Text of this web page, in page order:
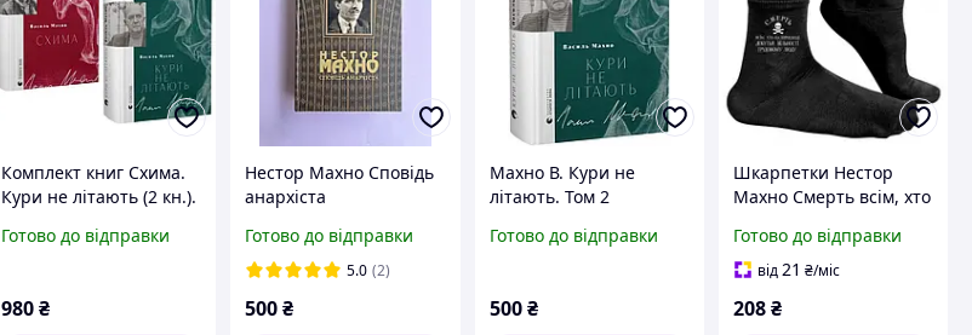
Комплект книг Схима.
Кури не літають (2 кн.).
(ВСЛ)
Готово до відправки
980₴
Нестор Махно Сповідь
анархіста
Готово до відправки
5.0 (2)
500₴
Махно В. Кури не
літають. Том 2
Готово до відправки
500 ₴
Шкарпетки Нестор
Махно Смерть всім, хто
Готово до відправки
від 21 ₴/міс
208₴